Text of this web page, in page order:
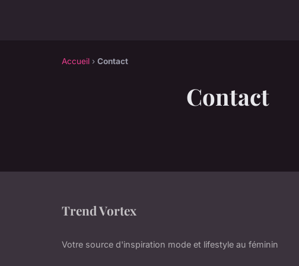
Accueil › Contact
Contact
Trend Vortex
Votre source d'inspiration mode et lifestyle au féminin